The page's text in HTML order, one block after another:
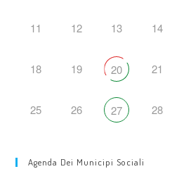
11 12 13 14
18 19 20 21
25 26 27 28
Agenda Dei Municipi Sociali